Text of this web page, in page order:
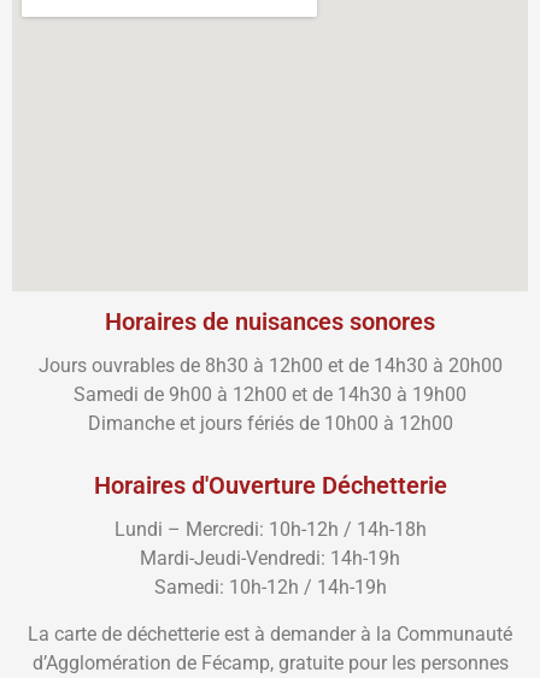
Horaires de nuisances sonores
Jours ouvrables de 8h30 à 12h00 et de 14h30 à 20h00
Samedi de 9h00 à 12h00 et de 14h30 à 19h00
Dimanche et jours fériés de 10h00 à 12h00
Horaires d'Ouverture Déchetterie
Lundi – Mercredi: 10h-12h / 14h-18h
Mardi-Jeudi-Vendredi: 14h-19h
Samedi: 10h-12h / 14h-19h
La carte de déchetterie est à demander à la Communauté
d’Agglomération de Fécamp, gratuite pour les personnes